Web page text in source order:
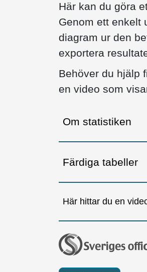
Här kan du göra
Genom ett enkelt
diagram ur den
exportera
Behöver du hjälp
en video som
Om statistiken
Färdiga tabeller
Här hittar du en